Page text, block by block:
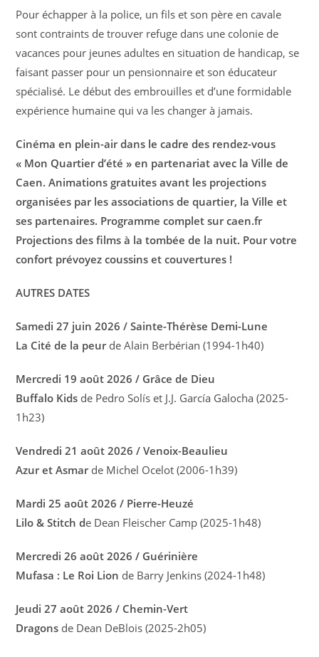
Pour échapper à la police, un fils et son père en cavale
sont contraints de trouver refuge dans une colonie de
vacances pour jeunes adultes en situation de handicap, se
faisant passer pour un pensionnaire et son éducateur
spécialisé. Le début des embrouilles et d’une formidable
expérience humaine qui va les changer à jamais.
Cinéma en plein-air dans le cadre des rendez-vous
« Mon Quartier d’été » en partenariat avec la Ville de
Caen. Animations gratuites avant les projections
organisées par les associations de quartier, la Ville et
ses partenaires. Programme complet sur caen.fr
Projections des films à la tombée de la nuit. Pour votre
confort prévoyez coussins et couvertures !
AUTRES DATES
Samedi 27 juin 2026 / Sainte-Thérèse Demi-Lune
La Cité de la peurde Alain Berbérian (1994-1h40)
Mercredi 19 août 2026 / Grâce de Dieu
Buffalo Kids de Pedro Solís et J.J. García Galocha (2025-
1h23)
Vendredi 21 août 2026 / Venoix-Beaulieu
Azur et Asmarde Michel Ocelot (2006-1h39)
Mardi 25 août 2026 / Pierre-Heuzé
Lilo & Stitch de Dean Fleischer Camp (2025-1h48)
Mercredi 26 août 2026 / Guérinière
Mufasa : Le Roi Lion de Barry Jenkins (2024-1h48)
Jeudi 27 août 2026 / Chemin-Vert
Dragons de Dean DeBlois (2025-2h05)